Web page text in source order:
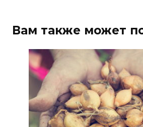
Вам также может